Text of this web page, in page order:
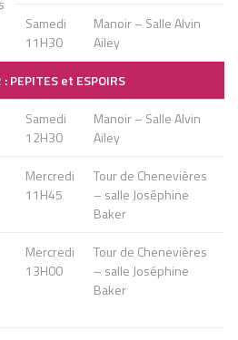
Samedi
11H30
Manoir – Salle Alvin
Ailey
: PEPITES et ESPOIRS
Samedi
12H30
Manoir – Salle Alvin
Ailey
Mercredi
11H45
Tour de Chenevières
– salle Joséphine
Baker
Mercredi
13H00
Tour de Chenevières
– salle Joséphine
Baker